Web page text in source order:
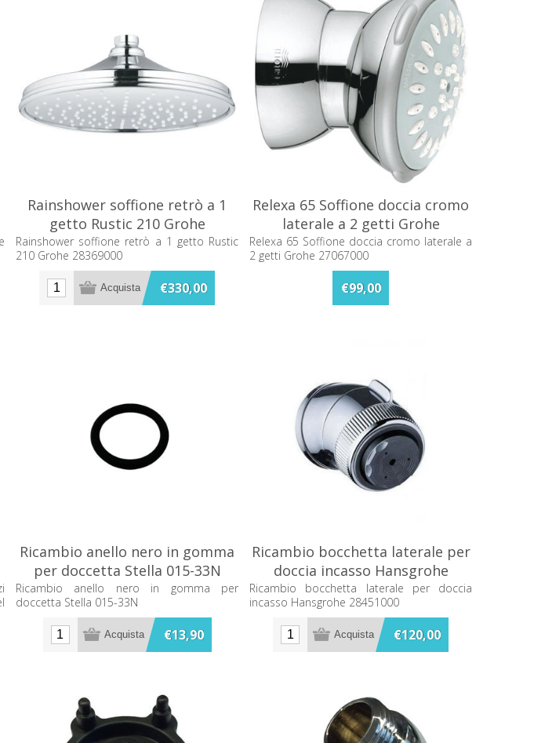
Rainshower soffione retrò a 1
getto Rustic 210 Grohe
28369000
Rainshower soffione retrò a 1 getto Rustic
210 Grohe 28369000
€330,00
Relexa 65 Soffione doccia cromo
laterale a 2 getti Grohe
27067000
Relexa 65 Soffione doccia cromo laterale a
2 getti Grohe 27067000
€99,00
Ricambio anello nero in gomma
per doccetta Stella 015-33N
Ricambio anello nero in gomma per
doccetta Stella 015-33N
€13,90
Ricambio bocchetta laterale per
doccia incasso Hansgrohe
28451000
Ricambio bocchetta laterale per doccia
incasso Hansgrohe 28451000
€120,00